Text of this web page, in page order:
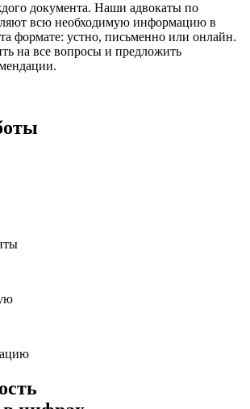
документа. Наши адвокаты по
всю необходимую информацию в
формате: устно, письменно или онлайн.
на все вопросы и предложить